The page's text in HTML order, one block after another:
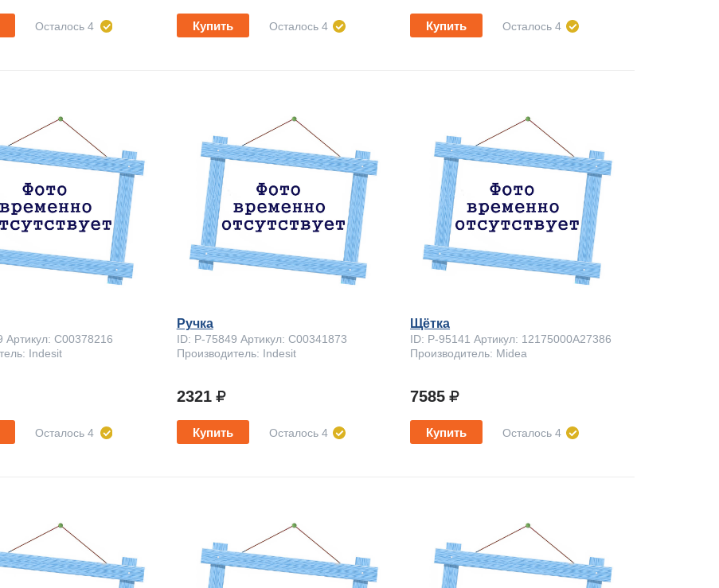
Осталось 4 Купить Осталось 4 Купить Осталось 4
Артикул: C00378216
Indesit
Осталось 4
Ручка
ID: P-75849 Артикул: C00341873
Производитель: Indesit
2321
Купить Осталось 4
Щётка
ID: P-95141 Артикул: 12175000A27386
Производитель: Midea
7585
Купить Осталось 4